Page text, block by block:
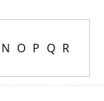
N O P Q R